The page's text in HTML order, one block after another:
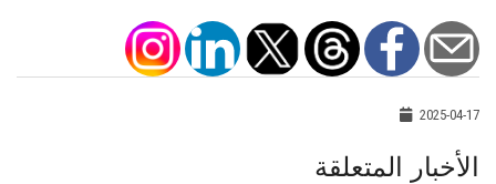
2025-04-17
الأخبار المتعلقة